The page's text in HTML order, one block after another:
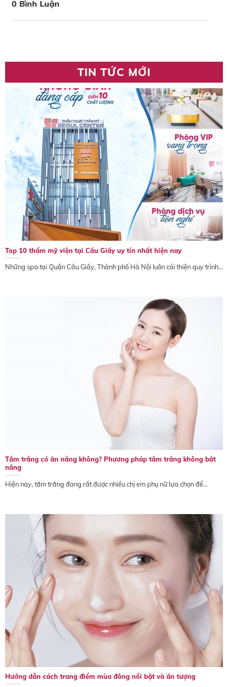
0 Bình Luận
TIN TỨC MỚI
Top 10 thẩm mỹ viện tại Cầu Giấy uy tín nhất hiện nay
Những spa tại Quận Cầu Giấy, Thành phố Hà Nội luôn cải thiện quy trình...
Tắm trắng có ăn nắng không? Phương pháp tắm trắng không bắt
nắng
Hiện nay, tắm trắng đang rất được nhiều chị em phụ nữ lựa chọn để...
Hướng dẫn cách trang điểm mùa đông nổi bật và ấn tượng